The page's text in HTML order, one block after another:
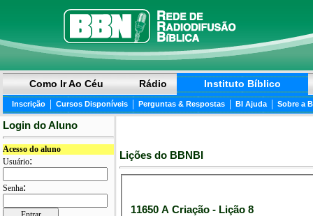
Como Ir Ao Céu Rádio Instituto Bíblico
Inscrição | Cursos Disponíveis | Perguntas & Respostas | BI Ajuda | Sobre a
Login do Aluno
Acesso do aluno
Usuário:
Senha:
Lições do BBNBI
11650 A Criação - Lição 8